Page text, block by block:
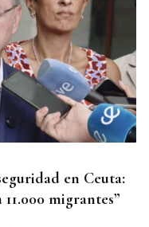
en Ceuta:
migrantes”